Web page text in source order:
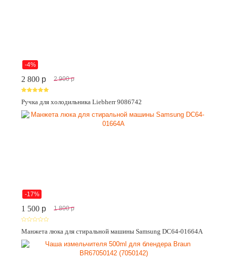
-4%
2 800 p 2 900 p
Ручка для холодильника Liebherr 9086742
-17%
1 500 p 1 800 p
Манжета люка для стиральной машины Samsung DC64-01664A